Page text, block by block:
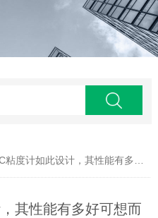
度计如此设计，其性能有多好可想而知！
其性能有多好可想而